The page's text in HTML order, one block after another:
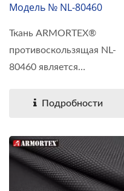
Модель № NL-80460
Ткань ARMORTEX®
противоскользящая NL-
80460 является
Подробности